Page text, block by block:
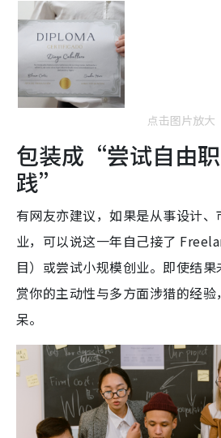
点击图片放大
包装成“尝试自由
践”
有网友亦建议，如果是从事设计
业，可以说这一年自己接了
目）或尝试小规模创业。即使结
赏你的主动性与多方面涉猎的经
呆。